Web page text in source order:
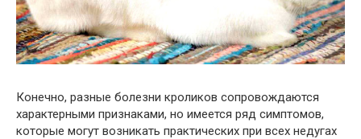
Конечно, разные болезни кроликов сопровождаются
характерными признаками, но имеется ряд симптомов,
которые могут возникать практических при всех недугах